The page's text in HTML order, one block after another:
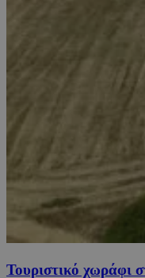
Τουριστικό χωράφι